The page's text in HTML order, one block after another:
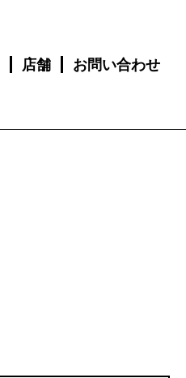
店舗 お問い合わせ